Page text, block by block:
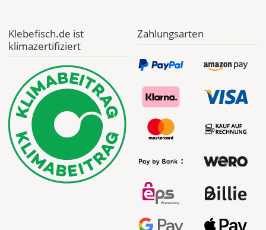
Klebefisch.de ist
klimazertifiziert
Zahlungsarten